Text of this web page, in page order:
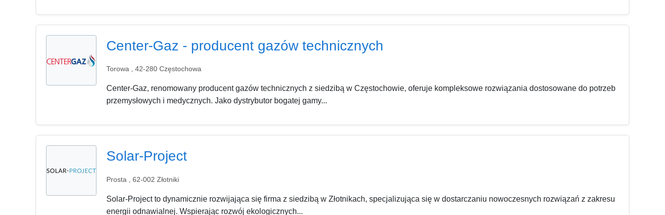
Center-Gaz - producent gazów technicznych
Torowa , 42-280 Częstochowa
Center-Gaz, renomowany producent gazów technicznych z siedzibą w Częstochowie, oferuje kompleksowe rozwiązania dostosowane do potrzeb
przemysłowych i medycznych. Jako dystrybutor bogatej gamy...
Solar-Project
Prosta , 62-002 Złotniki
Solar-Project to dynamicznie rozwijająca się firma z siedzibą w Złotnikach, specjalizująca się w dostarczaniu nowoczesnych rozwiązań z zakresu
energii odnawialnej. Wspierając rozwój ekologicznych...